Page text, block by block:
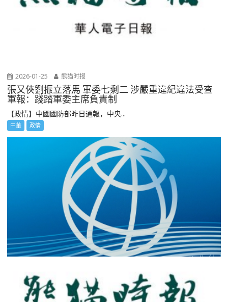
2026-01-25 熊猫时报
張又俠劉振立落馬 軍委七剩二 涉嚴重違紀違法受查
軍報：踐踏軍委主席負責制
【政情】中國國防部昨日通報，中央...
中華 政情